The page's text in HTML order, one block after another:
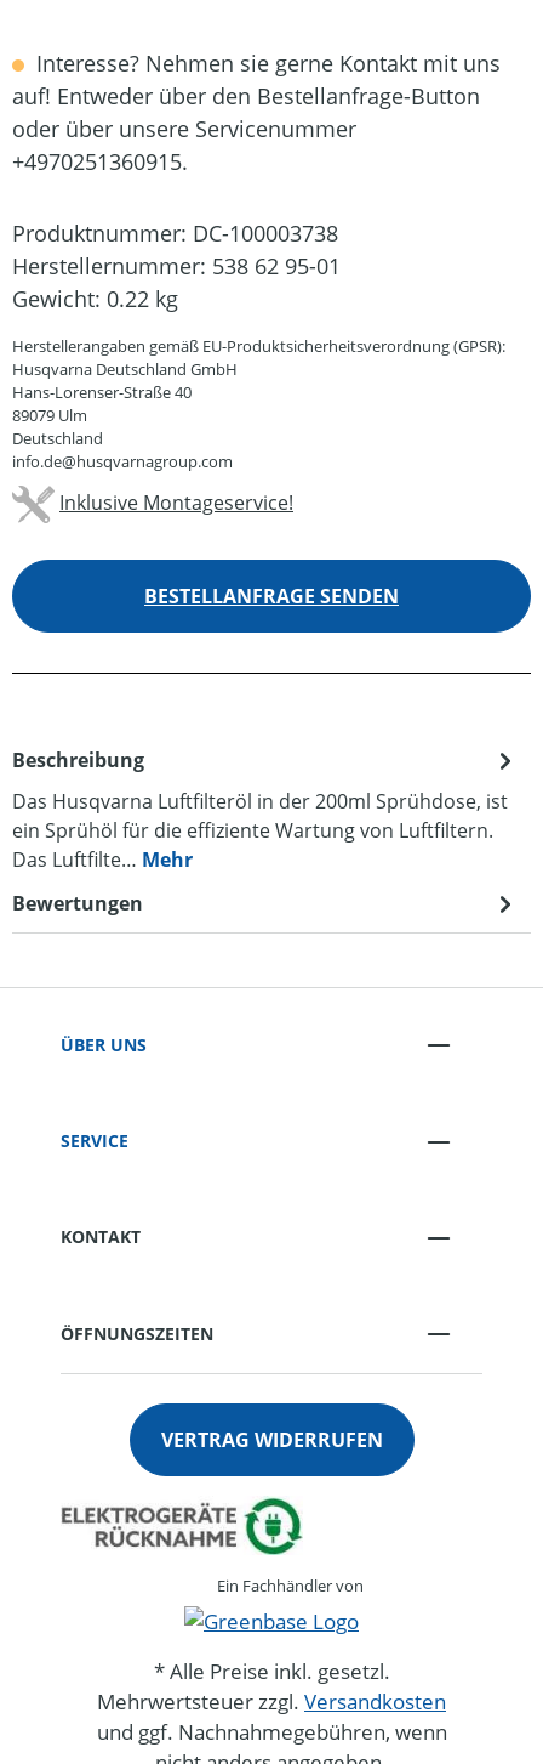
Interesse? Nehmen sie gerne Kontakt mit uns
auf! Entweder über den Bestellanfrage-Button
oder über unsere Servicenummer
+4970251360915.
Produktnummer: DC-100003738
Herstellernummer: 538 62 95-01
Gewicht: 0.22 kg
Herstellerangaben gemäß EU-Produktsicherheitsverordnung (GPSR):
Husqvarna Deutschland GmbH
Hans-Lorenser-Straße 40
89079 Ulm
Deutschland
info.de@husqvarnagroup.com
Inklusive Montageservice!
BESTELLANFRAGE SENDEN
Beschreibung
Das Husqvarna Luftfilteröl in der 200ml Sprühdose, ist
ein Sprühöl für die effiziente Wartung von Luftfiltern.
Das Luftfilte… Mehr
Bewertungen
ÜBER UNS
SERVICE
KONTAKT
ÖFFNUNGSZEITEN
VERTRAG WIDERRUFEN
Ein Fachhändler von
* Alle Preise inkl. gesetzl.
Mehrwertsteuer zzgl. Versandkosten
und ggf. Nachnahmegebühren, wenn